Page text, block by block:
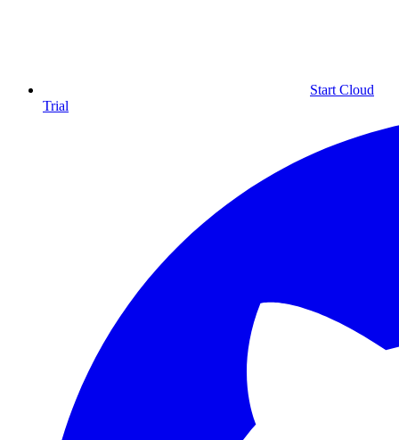
Start Cloud
Trial